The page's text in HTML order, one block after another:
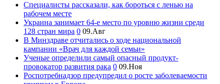
Специалисты рассказали, как бороться с ленью на
рабочем месте
Украина занимает 64-е место по уровню жизни среди
128 стран мира 0 09.Авг
В Минздраве отчитались о ходе национальной
кампании «Врач для каждой семьи»
Ученые определили самый опасный продукт-
провокатор развития рака 0 09.Ноя
Роспотребнадзор предупредил о росте заболеваемости